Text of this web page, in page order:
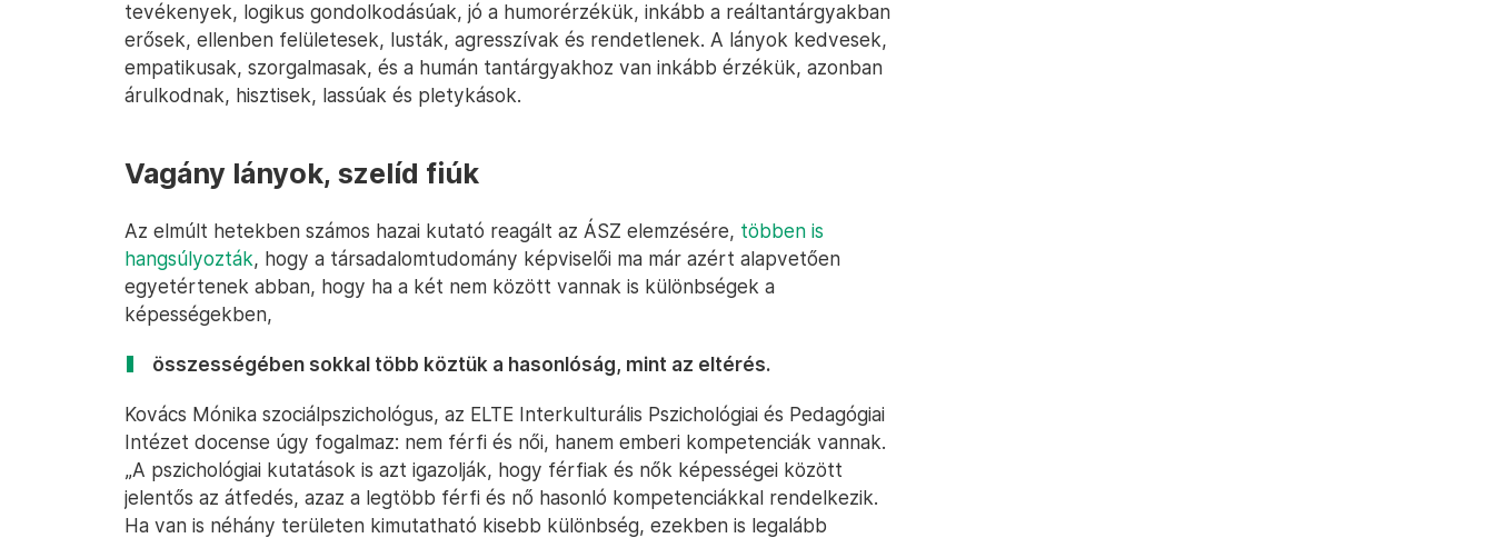
tevékenyek, logikus gondolkodásúak, jó a humorérzékük, inkább a reáltantárgyakban
erősek, ellenben felületesek, lusták, agresszívak és rendetlenek. A lányok kedvesek,
empatikusak, szorgalmasak, és a humán tantárgyakhoz van inkább érzékük, azonban
árulkodnak, hisztisek, lassúak és pletykások.
Vagány lányok, szelíd fiúk
Az elmúlt hetekben számos hazai kutató reagált az ÁSZ elemzésére, többen is
hangsúlyozták, hogy a társadalomtudomány képviselői ma már azért alapvetően
egyetértenek abban, hogy ha a két nem között vannak is különbségek a
képességekben,
összességében sokkal több köztük a hasonlóság, mint az eltérés.
Kovács Mónika szociálpszichológus, az ELTE Interkulturális Pszichológiai és Pedagógiai
Intézet docense úgy fogalmaz: nem férfi és női, hanem emberi kompetenciák vannak.
„A pszichológiai kutatások is azt igazolják, hogy férfiak és nők képességei között
jelentős az átfedés, azaz a legtöbb férfi és nő hasonló kompetenciákkal rendelkezik.
Ha van is néhány területen kimutatható kisebb különbség, ezekben is legalább